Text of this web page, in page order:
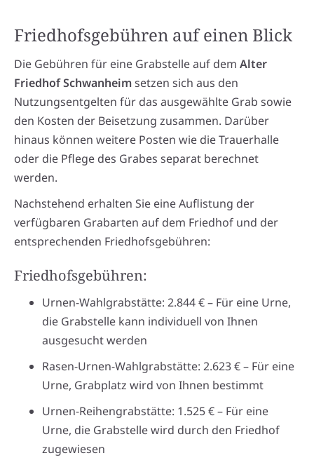
Friedhofsgebühren auf einen Blick
Die Gebühren für eine Grabstelle auf dem Alter
Friedhof Schwanheimsetzen sich aus den
Nutzungsentgelten für das ausgewählte Grab sowie
den Kosten der Beisetzung zusammen. Darüber
hinaus können weitere Posten wie die Trauerhalle
oder die Pflege des Grabes separat berechnet
werden.
Nachstehend erhalten Sie eine Auflistung der
verfügbaren Grabarten auf dem Friedhof und der
entsprechenden Friedhofsgebühren:
Friedhofsgebühren:
Urnen-Wahlgrabstätte: 2.844 € – Für eine Urne,
die Grabstelle kann individuell von Ihnen
ausgesucht werden
Rasen-Urnen-Wahlgrabstätte: 2.623 € – Für eine
Urne, Grabplatz wird von Ihnen bestimmt
Urnen-Reihengrabstätte: 1.525 € – Für eine
Urne, die Grabstelle wird durch den Friedhof
zugewiesen